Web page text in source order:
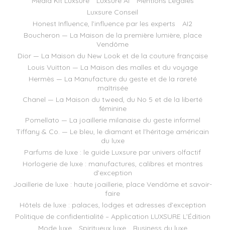
Luxsure Conseil
Honest Influence, l’influence par les experts
AI2
Boucheron — La Maison de la première lumière, place
Vendôme
Dior — La Maison du New Look et de la couture française
Louis Vuitton — La Maison des malles et du voyage
Hermès — La Manufacture du geste et de la rareté
maîtrisée
Chanel — La Maison du tweed, du No 5 et de la liberté
féminine
Pomellato — La joaillerie milanaise du geste informel
Tiffany & Co. — Le bleu, le diamant et l’héritage américain
du luxe
Parfums de luxe : le guide Luxsure par univers olfactif
Horlogerie de luxe : manufactures, calibres et montres
d’exception
Joaillerie de luxe : haute joaillerie, place Vendôme et savoir-
faire
Hôtels de luxe : palaces, lodges et adresses d’exception
Politique de confidentialité – Application LUXSURE L’Édition
Mode luxe
Spiritueux luxe Business du luxe